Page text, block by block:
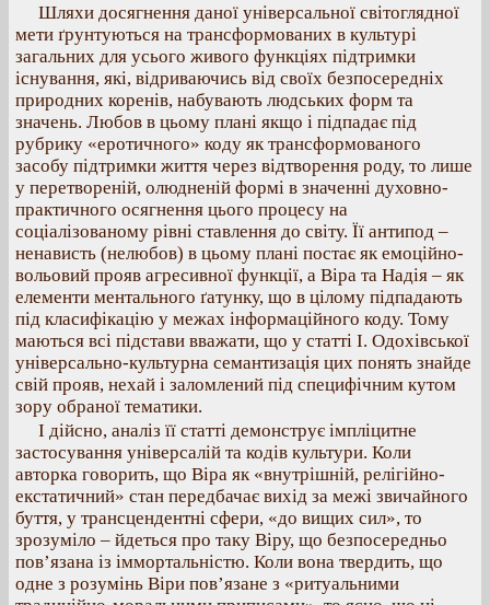
Шляхи досягнення даної універсальної світоглядної
мети ґрунтуються на трансформованих в культурі
загальних для усього живого функціях підтримки
існування, які, відриваючись від своїх безпосередніх
природних коренів, набувають людських форм та
значень. Любов в цьому плані якщо і підпадає під
рубрику «еротичного» коду як трансформованого
засобу підтримки життя через відтворення роду, то лише
у перетвореній, олюдненій формі в значенні духовно-
практичного осягнення цього процесу на
соціалізованому рівні ставлення до світу. Її антипод –
ненависть (нелюбов) в цьому плані постає як емоційно-
вольовий прояв агресивної функції, а Віра та Надія – як
елементи ментального ґатунку, що в цілому підпадають
під класифікацію у межах інформаційного коду. Тому
маються всі підстави вважати, що у статті І. Одохівської
універсально-культурна семантизація цих понять знайде
свій прояв, нехай і заломлений під специфічним кутом
зору обраної тематики.
І дійсно, аналіз її статті демонструє імпліцитне
застосування універсалій та кодів культури. Коли
авторка говорить, що Віра як «внутрішній, релігійно-
екстатичний» стан передбачає вихід за межі звичайного
буття, у трансцендентні сфери, «до вищих сил», то
зрозуміло – йдеться про таку Віру, що безпосередньо
пов’язана із іммортальністю. Коли вона твердить, що
одне з розумінь Віри пов’язане з «ритуальними